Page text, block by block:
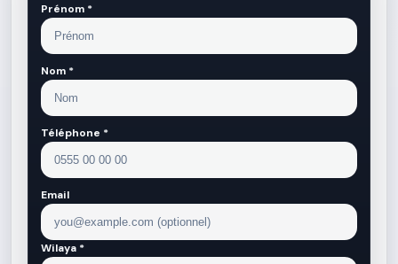
Prénom *
Nom *
Téléphone *
Email
Wilaya *